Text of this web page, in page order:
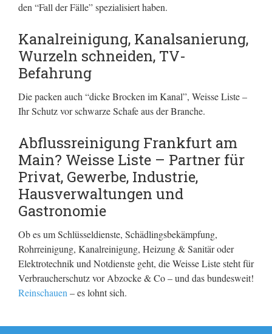
den “Fall der Fälle” spezialisiert haben.
Kanalreinigung, Kanalsanierung,
Wurzeln schneiden, TV-
Befahrung
Die packen auch “dicke Brocken im Kanal”, Weisse Liste –
Ihr Schutz vor schwarze Schafe aus der Branche.
Abflussreinigung Frankfurt am
Main? Weisse Liste – Partner für
Privat, Gewerbe, Industrie,
Hausverwaltungen und
Gastronomie
Ob es um Schlüsseldienste, Schädlingsbekämpfung,
Rohrreinigung, Kanalreinigung, Heizung & Sanitär oder
Elektrotechnik und Notdienste geht, die Weisse Liste steht für
Verbraucherschutz vor Abzocke & Co – und das bundesweit!
Reinschauen– es lohnt sich.